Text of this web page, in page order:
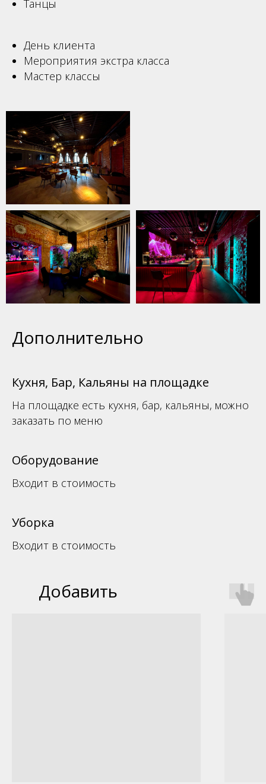
Танцы
День клиента
Мероприятия экстра класса
Мастер классы
Дополнительно
Кухня, Бар, Кальяны на площадке
На площадке есть кухня, бар, кальяны, можно
заказать по меню
Оборудование
Входит в стоимость
Уборка
Входит в стоимость
Добавить